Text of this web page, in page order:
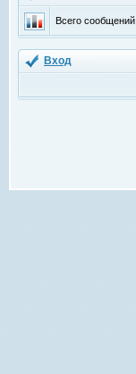
Всего сообщений:
Вход